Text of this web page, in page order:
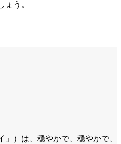
ょう。
）は、穏やかで、穏やかで、